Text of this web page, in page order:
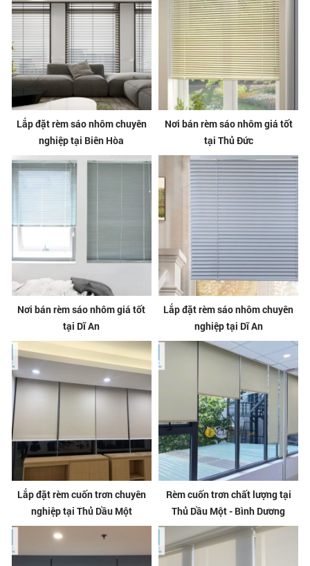
Lắp đặt rèm sáo nhôm chuyên
nghiệp tại Biên Hòa
Nơi bán rèm sáo nhôm giá tốt
tại Thủ Đức
Nơi bán rèm sáo nhôm giá tốt
tại Dĩ An
Lắp đặt rèm sáo nhôm chuyên
nghiệp tại Dĩ An
Lắp đặt rèm cuốn trơn chuyên
nghiệp tại Thủ Dầu Một
Rèm cuốn trơn chất lượng tại
Thủ Dầu Một - Bình Dương